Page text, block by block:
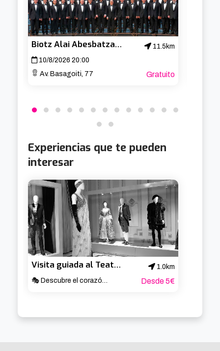
Biotz Alai Abesbatza – Concierto de San Lorenzo
11.5km
10/8/2026 20:00
Av. Basagoiti, 77
Gratuito
Experiencias que te pueden
interesar
Visita guiada al Teatro Arriaga
1.0km
🎭 Descubre el corazón cultural de Bilbao ✨
Desde 5€